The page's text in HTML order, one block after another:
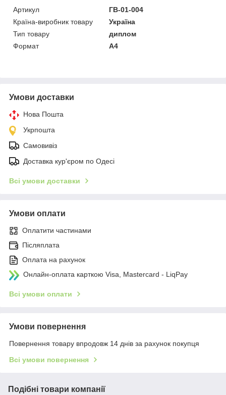
Артикул
ГВ-01-004
Країна-виробник товару
Україна
Тип товару
диплом
Формат
A4
Умови доставки
Нова Пошта
Укрпошта
Самовивіз
Доставка кур'єром по Одесі
Всі умови доставки
Умови оплати
Оплатити частинами
Післяплата
Оплата на рахунок
Онлайн-оплата карткою Visa, Mastercard - LiqPay
Всі умови оплати
Умови повернення
Повернення товару впродовж 14 днів за рахунок покупця
Всі умови повернення
Подібні товари компанії